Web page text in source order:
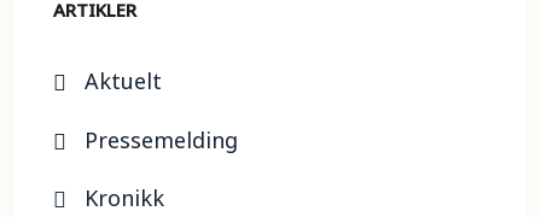
ARTIKLER
Aktuelt
Pressemelding
Kronikk